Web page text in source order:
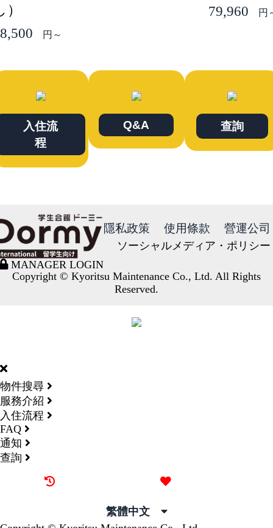
）
円～
79,960
円
入住流
程
Q&A 查詢
MANAGER LOGIN
隱私政策 使用條款 營運公司
ソーシャルメディア・ポリシー
Copyright © Kyoritsu Maintenance Co., Ltd. All Rights
Reserved.
物件搜尋
服務介紹
入住流程
FAQ
通知
查詢
繁體中文